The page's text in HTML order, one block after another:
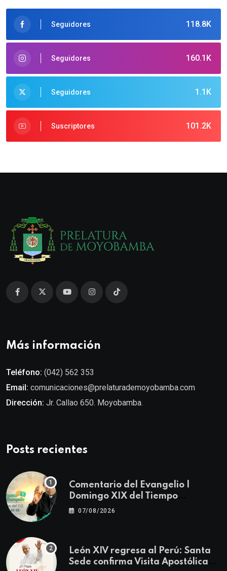
118.8K
Seguidores
160.1K
Seguidores
1.1K
Seguidores
101.2K
Suscriptores
Más información
Teléfono: (042) 562 353
Email: comunicaciones@prelaturademoyobamba.com
Dirección: Jr. Callao 650. Moyobamba.
Posts recientes
Comentario del Evangelio |
Domingo XIX del Tiempo
Ordinario | Mateo 14, 22-23
07/08/2026
León XIV regresa al Perú: Santa
Sede confirma Visita Apostólica